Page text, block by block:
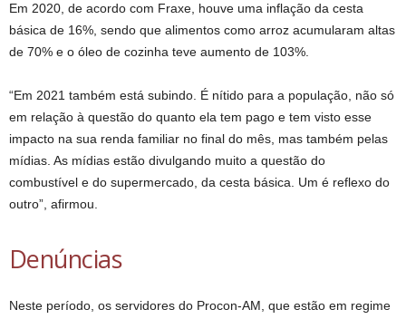
Em 2020, de acordo com Fraxe, houve uma inflação da cesta
básica de 16%, sendo que alimentos como arroz acumularam altas
de 70% e o óleo de cozinha teve aumento de 103%.
“Em 2021 também está subindo. É nítido para a população, não só
em relação à questão do quanto ela tem pago e tem visto esse
impacto na sua renda familiar no final do mês, mas também pelas
mídias. As mídias estão divulgando muito a questão do
combustível e do supermercado, da cesta básica. Um é reflexo do
outro”, afirmou.
Denúncias
Neste período, os servidores do Procon-AM, que estão em regime